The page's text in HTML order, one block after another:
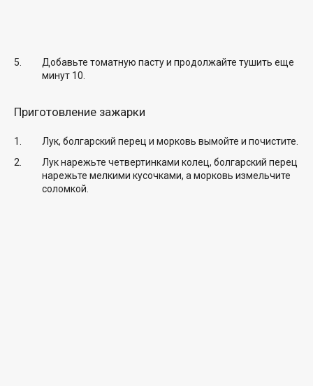
Добавьте томатную пасту и продолжайте тушить еще
минут 10.
Приготовление зажарки
Лук, болгарский перец и морковь вымойте и почистите.
Лук нарежьте четвертинками колец, болгарский перец
нарежьте мелкими кусочками, а морковь измельчите
соломкой.